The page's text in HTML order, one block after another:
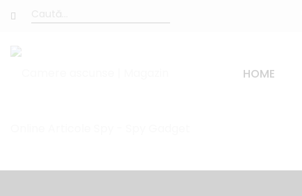
HOME